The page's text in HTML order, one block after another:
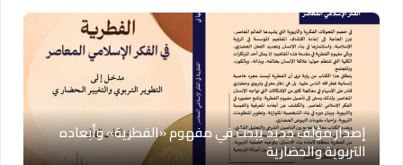
إصدار مؤلف جديد يبحث في مفهوم «الفطرية» وأبعاده
التربوية والحضارية